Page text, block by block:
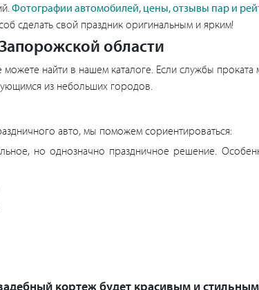
Фотографии автомобилей, цены, отзывы пар и
сделать свой праздник оригинальным и ярким!
области
можете найти в нашем каталоге. Если службы
из небольших городов.
авто, мы поможем сориентироваться:
но однозначно праздничное решение.
кортеж будет красивым и